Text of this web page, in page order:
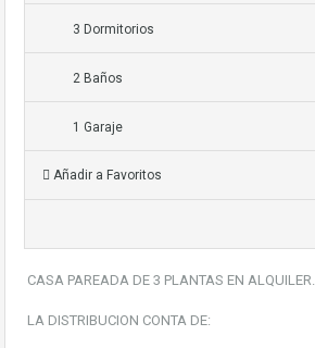
3 Dormitorios
2 Baños
1 Garaje
Añadir a Favoritos
CASA PAREADA DE 3 PLANTAS EN ALQUILER.
LA DISTRIBUCION CONTA DE: